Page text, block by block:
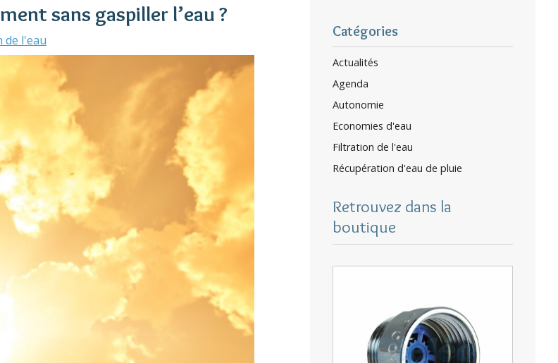
sans gaspiller l’eau ?
de l'eau
Catégories
Actualités
Agenda
Autonomie
Economies d'eau
Filtration de l'eau
Récupération d'eau de pluie
Retrouvez dans la
boutique